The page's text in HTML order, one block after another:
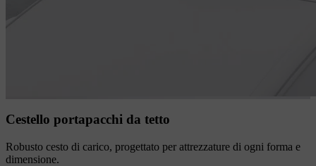
Cestello portapacchi da tetto
Robusto cesto di carico, progettato per attrezzature di ogni forma e
dimensione.